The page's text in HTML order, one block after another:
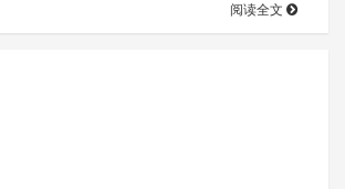
阅读全文